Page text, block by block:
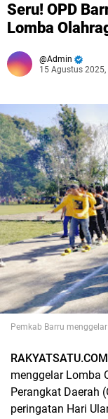
Seru! OPD
Lomba
Admin
15 Agustus 2025,
Pemkab Barru
menggelar Lomba
Perangkat Daerah
peringatan Hari